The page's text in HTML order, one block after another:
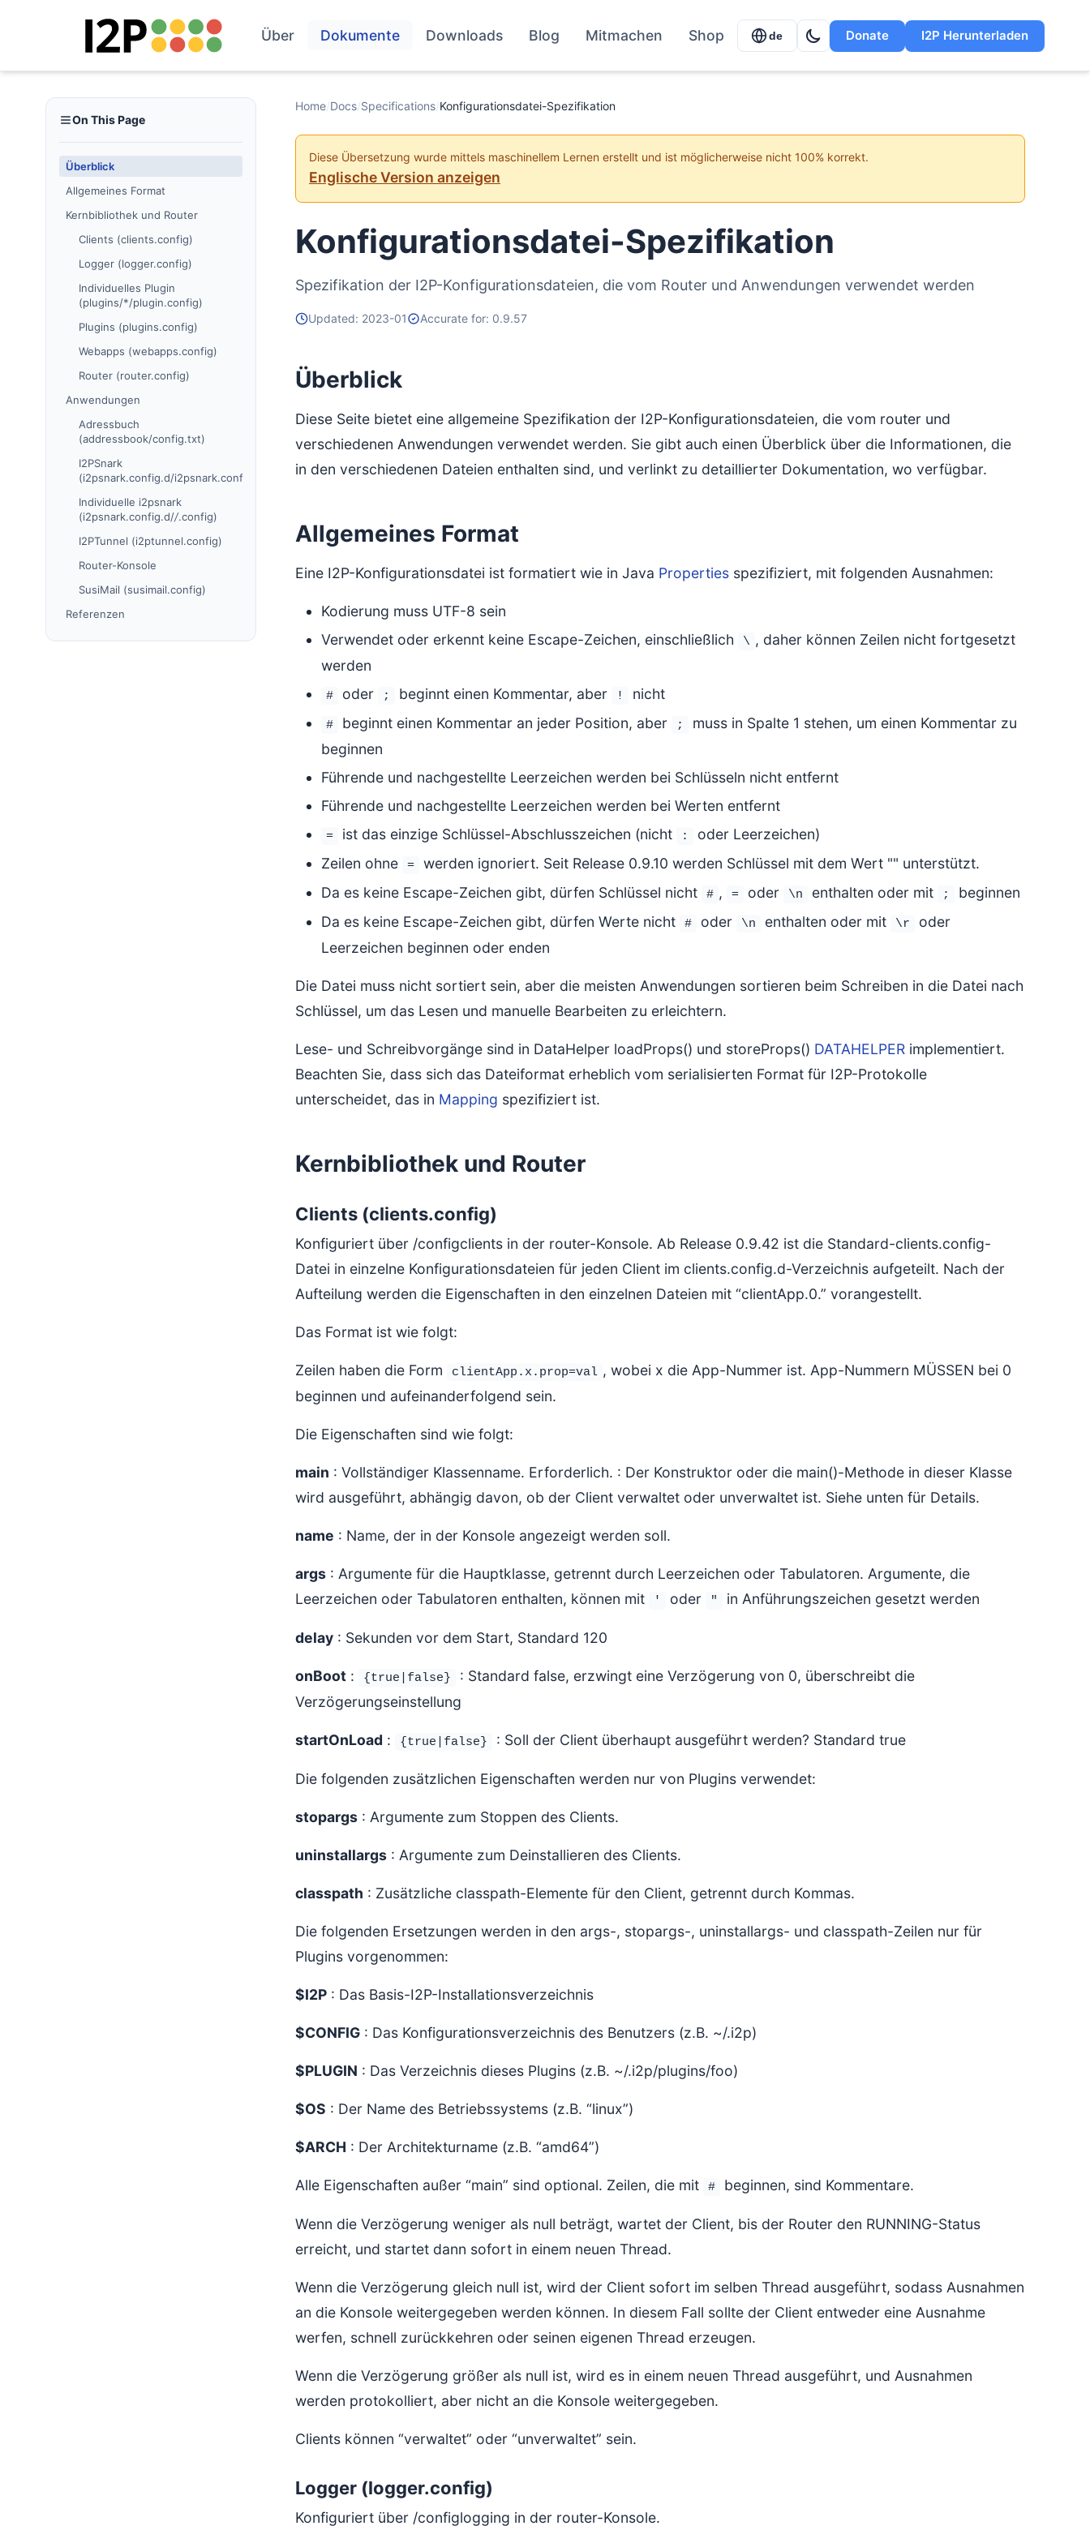
Über Dokumente Downloads Blog Mitmachen Shop de Donate I2P Herunterladen
On This Page
Überblick
Allgemeines Format
Kernbibliothek und Router
Clients (clients.config)
Logger (logger.config)
Individuelles Plugin
(plugins/*/plugin.config)
Plugins (plugins.config)
Webapps (webapps.config)
Router (router.config)
Anwendungen
Adressbuch
(addressbook/config.txt)
I2PSnark
(i2psnark.config.d/i2psnark.config)
Individuelle i2psnark
(i2psnark.config.d//.config)
I2PTunnel (i2ptunnel.config)
Router-Konsole
SusiMail (susimail.config)
Referenzen
Home/Docs/Specifications/Konfigurationsdatei-Spezifikation
Diese Übersetzung wurde mittels maschinellem Lernen erstellt und ist möglicherweise nicht 100% korrekt.
Englische Version anzeigen
Konfigurationsdatei-Spezifikation
Spezifikation der I2P-Konfigurationsdateien, die vom Router und Anwendungen verwendet werden
Updated: 2023-01 Accurate for: 0.9.57
Überblick
Diese Seite bietet eine allgemeine Spezifikation der I2P-Konfigurationsdateien, die vom router und
verschiedenen Anwendungen verwendet werden. Sie gibt auch einen Überblick über die Informationen, die
in den verschiedenen Dateien enthalten sind, und verlinkt zu detaillierter Dokumentation, wo verfügbar.
Allgemeines Format
Eine I2P-Konfigurationsdatei ist formatiert wie in Java Properties spezifiziert, mit folgenden Ausnahmen:
Kodierung muss UTF-8 sein
Verwendet oder erkennt keine Escape-Zeichen, einschließlich
\ , daher können Zeilen nicht fortgesetzt
werden
# oder ; beginnt einen Kommentar, aber ! nicht
# beginnt einen Kommentar an jeder Position, aber ;
muss in Spalte 1 stehen, um einen Kommentar zu
beginnen
Führende und nachgestellte Leerzeichen werden bei Schlüsseln nicht entfernt
Führende und nachgestellte Leerzeichen werden bei Werten entfernt
= ist das einzige Schlüssel-Abschlusszeichen (nicht :
oder Leerzeichen)
Zeilen ohne
=
werden ignoriert. Seit Release 0.9.10 werden Schlüssel mit dem Wert "" unterstützt.
Da es keine Escape-Zeichen gibt, dürfen Schlüssel nicht
# , = oder \n enthalten oder mit ;
beginnen
Da es keine Escape-Zeichen gibt, dürfen Werte nicht
# oder \n enthalten oder mit \r
oder
Leerzeichen beginnen oder enden
Die Datei muss nicht sortiert sein, aber die meisten Anwendungen sortieren beim Schreiben in die Datei nach
Schlüssel, um das Lesen und manuelle Bearbeiten zu erleichtern.
Lese- und Schreibvorgänge sind in DataHelper loadProps() und storeProps() DATAHELPER implementiert.
Beachten Sie, dass sich das Dateiformat erheblich vom serialisierten Format für I2P-Protokolle
unterscheidet, das in Mapping spezifiziert ist.
Kernbibliothek und Router
Clients (clients.config)
Konfiguriert über /configclients in der router-Konsole. Ab Release 0.9.42 ist die Standard-clients.config-
Datei in einzelne Konfigurationsdateien für jeden Client im clients.config.d-Verzeichnis aufgeteilt. Nach der
Aufteilung werden die Eigenschaften in den einzelnen Dateien mit “clientApp.0.” vorangestellt.
Das Format ist wie folgt:
Zeilen haben die Form clientApp.x.prop=val , wobei x die App-Nummer ist. App-Nummern MÜSSEN bei 0
beginnen und aufeinanderfolgend sein.
Die Eigenschaften sind wie folgt:
main : Vollständiger Klassenname. Erforderlich. : Der Konstruktor oder die main()-Methode in dieser Klasse
wird ausgeführt, abhängig davon, ob der Client verwaltet oder unverwaltet ist. Siehe unten für Details.
name : Name, der in der Konsole angezeigt werden soll.
args : Argumente für die Hauptklasse, getrennt durch Leerzeichen oder Tabulatoren. Argumente, die
Leerzeichen oder Tabulatoren enthalten, können mit
' oder " in Anführungszeichen gesetzt werden
delay : Sekunden vor dem Start, Standard 120
onBoot : {true|false}
: Standard false, erzwingt eine Verzögerung von 0, überschreibt die
Verzögerungseinstellung
startOnLoad : {true|false} : Soll der Client überhaupt ausgeführt werden? Standard true
Die folgenden zusätzlichen Eigenschaften werden nur von Plugins verwendet:
stopargs : Argumente zum Stoppen des Clients.
uninstallargs : Argumente zum Deinstallieren des Clients.
classpath : Zusätzliche classpath-Elemente für den Client, getrennt durch Kommas.
Die folgenden Ersetzungen werden in den args-, stopargs-, uninstallargs- und classpath-Zeilen nur für
Plugins vorgenommen:
$I2P : Das Basis-I2P-Installationsverzeichnis
$CONFIG : Das Konfigurationsverzeichnis des Benutzers (z.B. ~/.i2p)
$PLUGIN : Das Verzeichnis dieses Plugins (z.B. ~/.i2p/plugins/foo)
$OS : Der Name des Betriebssystems (z.B. “linux”)
$ARCH : Der Architekturname (z.B. “amd64”)
Alle Eigenschaften außer “main” sind optional. Zeilen, die mit # beginnen, sind Kommentare.
Wenn die Verzögerung weniger als null beträgt, wartet der Client, bis der Router den RUNNING-Status
erreicht, und startet dann sofort in einem neuen Thread.
Wenn die Verzögerung gleich null ist, wird der Client sofort im selben Thread ausgeführt, sodass Ausnahmen
an die Konsole weitergegeben werden können. In diesem Fall sollte der Client entweder eine Ausnahme
werfen, schnell zurückkehren oder seinen eigenen Thread erzeugen.
Wenn die Verzögerung größer als null ist, wird es in einem neuen Thread ausgeführt, und Ausnahmen
werden protokolliert, aber nicht an die Konsole weitergegeben.
Clients können “verwaltet” oder “unverwaltet” sein.
Logger (logger.config)
Konfiguriert über /configlogging in der router-Konsole.